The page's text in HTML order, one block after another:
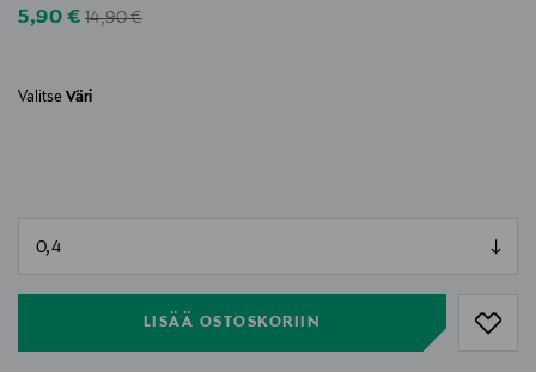
Discounted Price
5,90 € Original Price
14,90 €
Valitse Väri
LISÄÄ OSTOSKORIIN